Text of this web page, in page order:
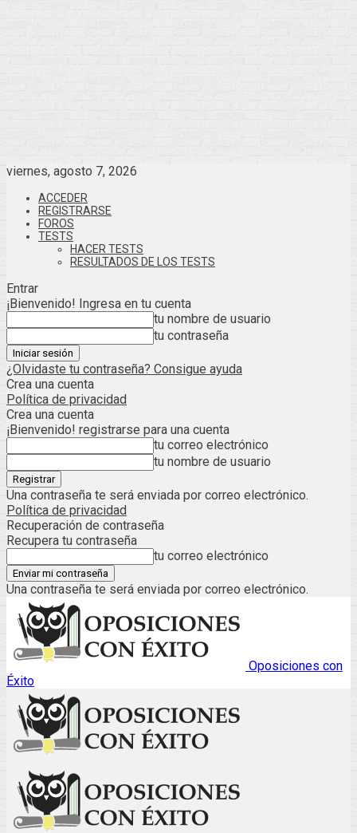
viernes, agosto 7, 2026
ACCEDER
REGISTRARSE
FOROS
TESTS
HACER TESTS
RESULTADOS DE LOS TESTS
Entrar
¡Bienvenido! Ingresa en tu cuenta
tu nombre de usuario
tu contraseña
¿Olvidaste tu contraseña? Consigue ayuda
Crea una cuenta
Política de privacidad
Crea una cuenta
¡Bienvenido! registrarse para una cuenta
tu correo electrónico
tu nombre de usuario
Una contraseña te será enviada por correo electrónico.
Política de privacidad
Recuperación de contraseña
Recupera tu contraseña
tu correo electrónico
Una contraseña te será enviada por correo electrónico.
Oposiciones con
Éxito